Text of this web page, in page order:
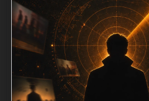
栏目内容归集
ription 长度检查。栏目内容按每日少
扩展，每篇保留相关问题、站内推
径，减少用户反复返回搜索页。第
始建设内容，主要用于补齐栏目深
并为后续专题聚合提供可点击入口